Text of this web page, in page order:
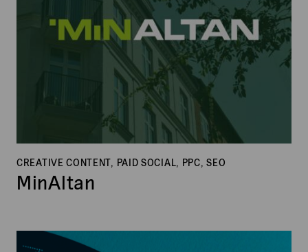
CREATIVE CONTENT, PAID SOCIAL, PPC, SEO
MinAltan
Markings